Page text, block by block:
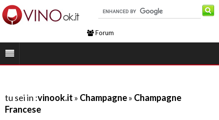
Forum
tu sei in :vinook.it » Champagne» Champagne
Francese